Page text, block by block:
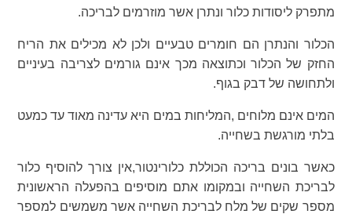
מתפרק ליסודות כלור ונתרן אשר מוזרמים לבריכה.
הכלור והנתרן הם חומרים טבעיים ולכן לא מכילים את הריח
החזק של הכלור וכתוצאה מכך אינם גורמים לצריבה בעיניים
ולתחושה של דבק בגוף.
המים אינם מלוחים ,המליחות במים היא עדינה מאוד עד כמעט
בלתי מורגשת בשחייה.
כאשר בונים בריכה הכוללת כלורינטור,אין צורך להוסיף כלור
לבריכת השחייה ובמקומו אתם מוסיפים בהפעלה הראשונית
מספר שקים של מלח לבריכת השחייה אשר משמשים למספר